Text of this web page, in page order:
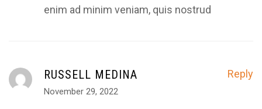
enim ad minim veniam, quis nostrud
RUSSELL MEDINA
November 29, 2022
Reply